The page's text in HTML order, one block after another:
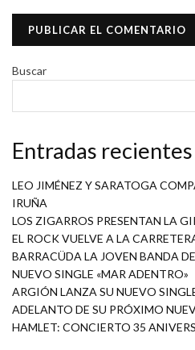
Buscar
Entradas recientes
LEO JIMÉNEZ Y SARATOGA
IRUÑA
LOS ZIGARROS PRESENTAN LA
EL ROCK VUELVE A LA
BARRACÜDA LA JOVEN BANDA
NUEVO SINGLE «MAR ADENTRO»
ARGIÓN LANZA SU NUEVO
ADELANTO DE SU PRÓXIMO
HAMLET: CONCIERTO 35